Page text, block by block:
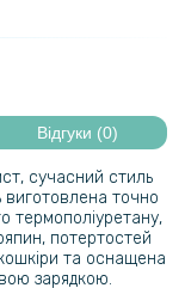
та захистом на
Відгуки (0)
сучасний стиль
виготовлена точно
термополіуретану,
потертостей
та оснащена
зарядкою.